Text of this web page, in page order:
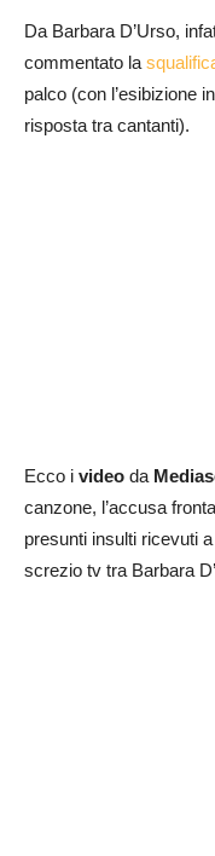
Da Barbara D’Urso,
commentato la
palco (con l’esibizione
risposta tra cantanti).
Ecco i video da
canzone, l’accusa
presunti insulti ricevuti
screzio tv tra Barbara